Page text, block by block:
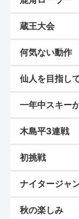
蔵王大会
何気ない動作
仙人を目指し
一年中スキー
木島平3連戦
初挑戦
ナイタージャ
秋の楽しみ